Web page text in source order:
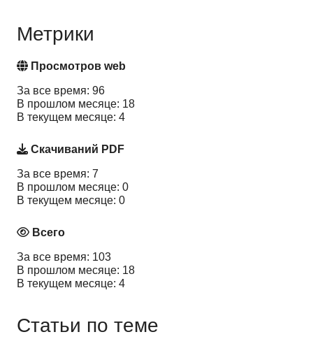
Метрики
Просмотров web
За все время: 96
В прошлом месяце: 18
В текущем месяце: 4
Скачиваний PDF
За все время: 7
В прошлом месяце: 0
В текущем месяце: 0
Всего
За все время: 103
В прошлом месяце: 18
В текущем месяце: 4
Статьи по теме